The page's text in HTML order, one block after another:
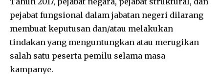
pejabat fungsional dalam jabatan negeri dilarang
membuat keputusan dan/atau melakukan
tindakan yang menguntungkan atau merugikan
salah satu peserta pemilu selama masa
kampanye.